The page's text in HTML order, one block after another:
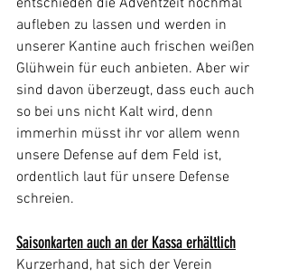
entschieden die Adventzeit nochmal
aufleben zu lassen und werden in
unserer Kantine auch frischen weißen
Glühwein für euch anbieten. Aber wir
sind davon überzeugt, dass euch auch
so bei uns nicht Kalt wird, denn
immerhin müsst ihr vor allem wenn
unsere Defense auf dem Feld ist,
ordentlich laut für unsere Defense
schreien.
Saisonkarten auch an der Kassa erhältlich
Kurzerhand, hat sich der Verein